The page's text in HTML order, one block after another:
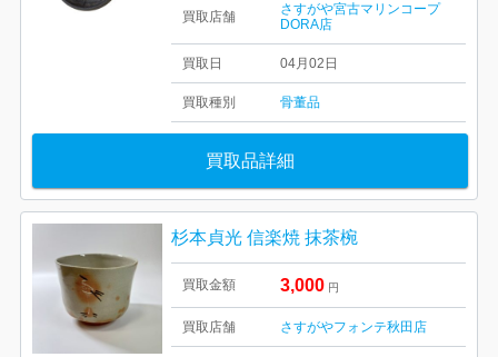
買取店舗
さすがや宮古マリンコープ
DORA店
買取日 04月02日
買取種別 骨董品
買取品詳細
杉本貞光 信楽焼 抹茶椀
買取金額 3,000 円
買取店舗 さすがやフォンテ秋田店